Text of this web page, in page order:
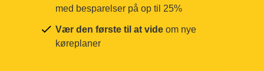
med besparelser på op til 25%
Vær den første til at vide om nye
køreplaner